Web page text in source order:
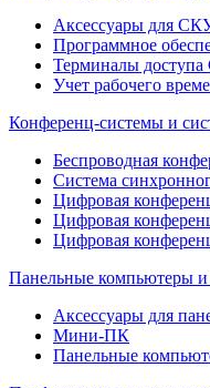
Аксессуары для
Программное
Терминалы
Учет рабочего
Конференц-системы и
Беспроводная
Система
Цифровая
Цифровая
Цифровая
Панельные компьютеры
Аксессуары для
Мини-ПК
Панельные